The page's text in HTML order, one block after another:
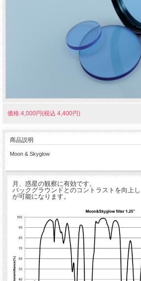
価格:4,000円(税込 4,400円)
商品説明
Moon & Skyglow
月、惑星の観察に有効です。
バックグラウンドとのコントラストを向上
が可能になります。